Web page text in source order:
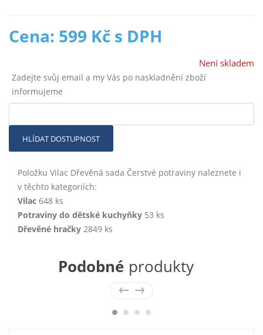
Cena: 599 Kč s DPH
Není skladem
Zadejte svůj email a my Vás po naskladnění zboží
informujeme
HLÍDAT DOSTUPNOST
Položku Vilac Dřevěná sada Čerstvé potraviny naleznete i
v těchto kategoriích:
Vilac 648 ks
Potraviny do dětské kuchyňky 53 ks
Dřevěné hračky 2849 ks
Podobné produkty